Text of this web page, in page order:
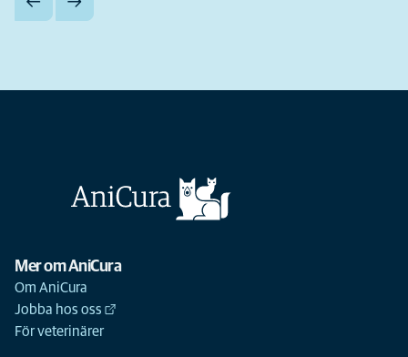
Mer om AniCura
Om AniCura
Jobba hos oss
För veterinärer